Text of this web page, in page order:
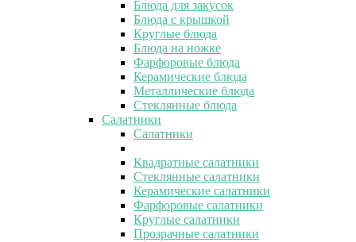
Блюда для закусок
Блюда с крышкой
Круглые блюда
Блюда на ножке
Фарфоровые блюда
Керамические блюда
Металлические блюда
Стеклянные блюда
Салатники
Салатники
Квадратные салатники
Стеклянные салатники
Керамические салатники
Фарфоровые салатники
Круглые салатники
Прозрачные салатники